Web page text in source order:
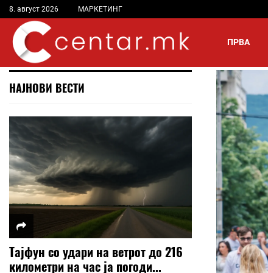
8. август 2026 МАРКЕТИНГ
ПРВА
НАЈНОВИ ВЕСТИ
Тајфун со удари на ветрот до 216
километри на час ја погоди...